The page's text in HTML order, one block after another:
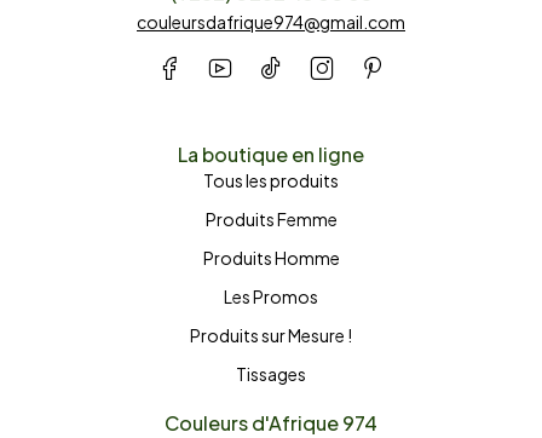
couleursdafrique974@gmail.com
La boutique en ligne
Tous les produits
Produits Femme
Produits Homme
Les Promos
Produits sur Mesure !
Tissages
Couleurs d'Afrique 974